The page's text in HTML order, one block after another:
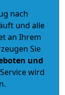
nach
und alle
an Ihrem
Sie
und
wird